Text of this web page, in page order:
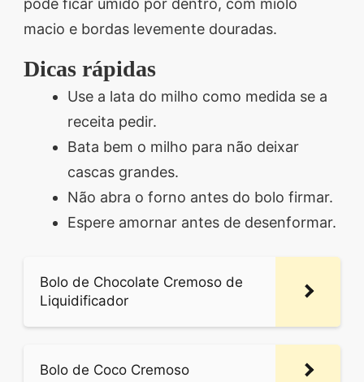
macio e bordas levemente douradas.
Dicas rápidas
Use a lata do milho como medida se a
receita pedir.
Bata bem o milho para não deixar
cascas grandes.
Não abra o forno antes do bolo firmar.
Espere amornar antes de desenformar.
Bolo de Chocolate Cremoso de
Liquidificador
Bolo de Coco Cremoso